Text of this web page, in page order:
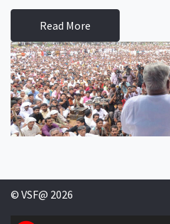
Read More
© VSF@ 2026